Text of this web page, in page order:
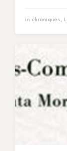
in chroniques,